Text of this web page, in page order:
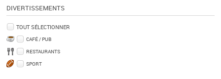
DIVERTISSEMENTS
TOUT SÉLECTIONNER
CAFÉ / PUB
RESTAURANTS
SPORT